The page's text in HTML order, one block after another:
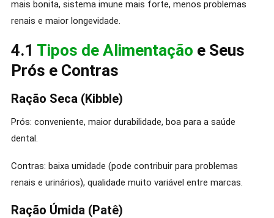
mais bonita, sistema imune mais forte, menos problemas
renais e maior longevidade.
4.1 Tipos de Alimentação e Seus
Prós e Contras
Ração Seca (Kibble)
Prós: conveniente, maior durabilidade, boa para a saúde
dental.
Contras: baixa umidade (pode contribuir para problemas
renais e urinários), qualidade muito variável entre marcas.
Ração Úmida (Patê)